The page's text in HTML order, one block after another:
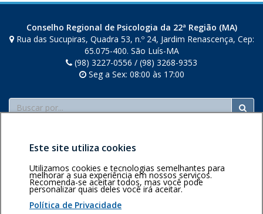
a
n
o
v
a
j
a
Conselho Regional de Psicologia da 22ª Região (MA)
Rua das Sucupiras, Quadra 53, n.º 24, Jardim Renascença, Cep:
65.075-400. São Luís-MA
(98) 3227-0556 / (98) 3268-9353
Seg a Sex: 08:00 às 17:00
Buscar
Área restritaPolítica de
privacidadePersonalização
Voltar ao topo
Este site utiliza cookies
Utilizamos cookies e tecnologias semelhantes para
melhorar a sua experiência em nossos serviços.
Recomenda-se aceitar todos, mas você pode
personalizar quais deles você irá aceitar.
Política de Privacidade